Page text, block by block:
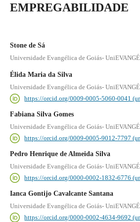
EMPREGABILIDADE
Stone de Sá
Universidade Evangélica de Goiás-
Élida Maria da Silva
Universidade Evangélica de Goiás-
https://orcid.org/0009-0005-5060-0041
Fabiana Silva Gomes
Universidade Evangélica de Goiás-
https://orcid.org/0009-0005-9012-7797
Pedro Henrique de Almeida Silva
Universidade Evangélica de Goiás-
https://orcid.org/0000-0002-1832-6776
Ianca Gontijo Cavalcante Santana
Universidade Evangélica de Goiás-
https://orcid.org/0000-0002-4634-9692